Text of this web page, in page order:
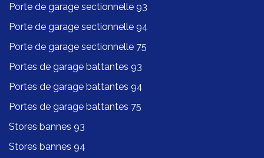
Porte de garage sectionnelle 93
Porte de garage sectionnelle 94
Porte de garage sectionnelle 75
Portes de garage battantes 93
Portes de garage battantes 94
Portes de garage battantes 75
Stores bannes 93
Stores bannes 94